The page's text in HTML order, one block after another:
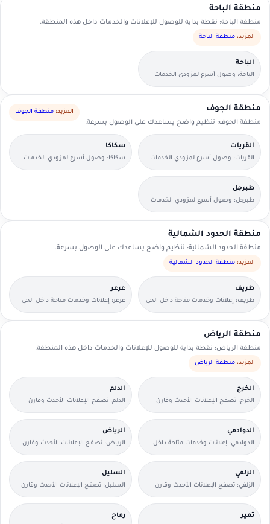
منطقة الباحة
منطقة الباحة: نقطة بداية للوصول للإعلانات والخدمات داخل هذه المنطقة.
المزيد: منطقة الباحة
الباحة
الباحة: وصول أسرع لمزودي الخدمات
القريبين منك.
منطقة الجوف
منطقة الجوف: تنظيم واضح يساعدك على الوصول بسرعة.
المزيد: منطقة الجوف
القريات
القريات: وصول أسرع لمزودي الخدمات
القريبين منك.
سكاكا
سكاكا: وصول أسرع لمزودي الخدمات
القريبين منك.
طبرجل
طبرجل: وصول أسرع لمزودي الخدمات
القريبين منك.
منطقة الحدود الشمالية
منطقة الحدود الشمالية: تنظيم واضح يساعدك على الوصول بسرعة.
المزيد: منطقة الحدود الشمالية
طريف
طريف: إعلانات وخدمات متاحة داخل الحي
مع وسائل تواصل مباشرة.
عرعر
عرعر: إعلانات وخدمات متاحة داخل الحي
مع وسائل تواصل مباشرة.
منطقة الرياض
منطقة الرياض: نقطة بداية للوصول للإعلانات والخدمات داخل هذه المنطقة.
المزيد: منطقة الرياض
الخرج
الخرج: تصفح الإعلانات الأحدث وقارن
التفاصيل بسرعة.
الدلم
الدلم: تصفح الإعلانات الأحدث وقارن
التفاصيل بسرعة.
الدوادمي
الدوادمي: إعلانات وخدمات متاحة داخل
الحي مع وسائل تواصل مباشرة.
الرياض
الرياض: تصفح الإعلانات الأحدث وقارن
التفاصيل بسرعة.
الزلفي
الزلفي: تصفح الإعلانات الأحدث وقارن
التفاصيل بسرعة.
السليل
السليل: تصفح الإعلانات الأحدث وقارن
التفاصيل بسرعة.
تمير رماح